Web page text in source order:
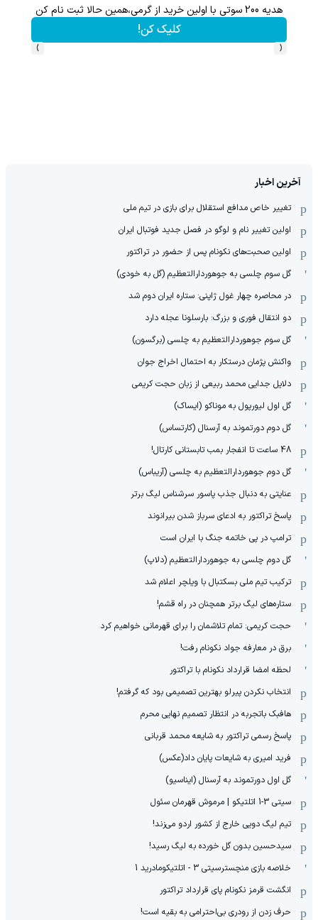
هدیه 200 سوتی با اولین خرید از گرمی،همین حالا ثبت نام کن
کلیک کن!
‹
›
آخرین اخبار
تغییر خاص مدافع استقلال برای بازی در تیم ملی
اولین تغییر نام و لوگو در فصل جدید فوتبال ایران
اولین صحبت‌های نکونام پس از حضور در تراکتور
گل سوم چلسی به جوهوردارالتعظیم (گل به خودی)
در محاصره چهار غول ژاپنی: ستاره ایران دوم شد
دو انتقال فوری و بزرگ: بارسلونا عجله دارد
گل سوم جوهوردارالتعظیم به چلسی (برگسون)
واکنش پژمان درستکار به احتمال اخراج جوان
دلایل جدایی محمد ربیعی از زبان حجت کریمی
گل اول لیورپول به موناکو (ایساک)
گل دوم دورتموند به آرسنال (کارتساس)
48 ساعت تا انفجار بمب تابستانی کارتال!
گل دوم جوهوردارالتعظیم به چلسی (آریباس)
عنایتی به دنبال جذب پاسور سرشناس لیگ برتر
پاسخ تراکتور به ادعای سرباز شدن بیرانوند
ترامپ در پی خاتمه جنگ با ایران است
گل دوم چلسی به جوهوردارالتعظیم (دلاپ)
ترکیب تیم ملی بسکتبال با ویلچر اعلام شد
ستاره‌های لیگ برتر همچنان در راه قشم!
حجت کریمی: تمام تلاشمان را برای قهرمانی خواهیم کرد
برق در معارفه جواد نکونام رفت!
لحظه امضا قرارداد نکونام با تراکتور
انتخاب نکردن پیرلو بهترین تصمیمی بود که گرفتم!
هافبک باتجربه در انتظار تصمیم نهایی محرم
پاسخ رسمی تراکتور به شایعه محمد قربانی
فرید امیری به شایعات پایان داد(عکس)
گل اول دورتموند به آرسنال (ایناسیو)
سیتی 3-1 اتلتیکو | مرموش قهرمان سئول
تیم لیگ دویی خارج از کشور اردو می‌زند!
سیدحسین بدون گل خورده به لیگ رسید!
خلاصه بازی منچسترسیتی 3 - اتلتیکومادرید 1
انگشت قرمز نکونام پای قرارداد تراکتور
حرف زدن از رودری بی‌احترامی به بقیه است!